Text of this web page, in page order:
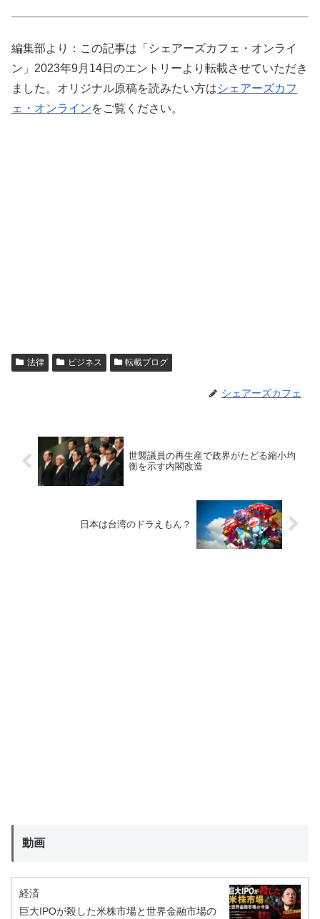
編集部より：この記事は「シェアーズカフェ・オンライ
ン」2023年9月14日のエントリーより転載させていただき
ました。オリジナル原稿を読みたい方はシェアーズカフ
ェ・オンラインをご覧ください。
法律 ビジネス 転載ブログ
シェアーズカフェ
世襲議員の再生産で政界がたどる縮小均
衡を示す内閣改造
日本は台湾のドラえもん？
動画
経済
巨大IPOが殺した米株市場と世界金融市場の